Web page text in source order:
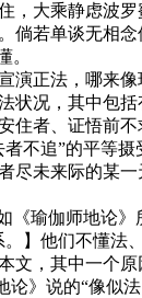
，大乘静虑波
倘若单谈无相
。
演正法，哪来
状况，其中包
住者、证悟前
不追”的平等
未来际的某一
《瑜伽师地论》
】他们不懂法
，其中一个原
》说的“像似